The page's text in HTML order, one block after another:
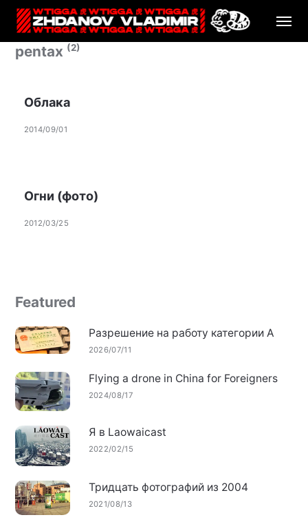
pentax (2)
Облака
2014/09/01
Огни (фото)
2012/03/25
Featured
Разрешение на работу категории А
2026/07/11
Flying a drone in China for Foreigners
2024/08/17
Я в Laowaicast
2022/02/15
Тридцать фотографий из 2004
2021/08/13